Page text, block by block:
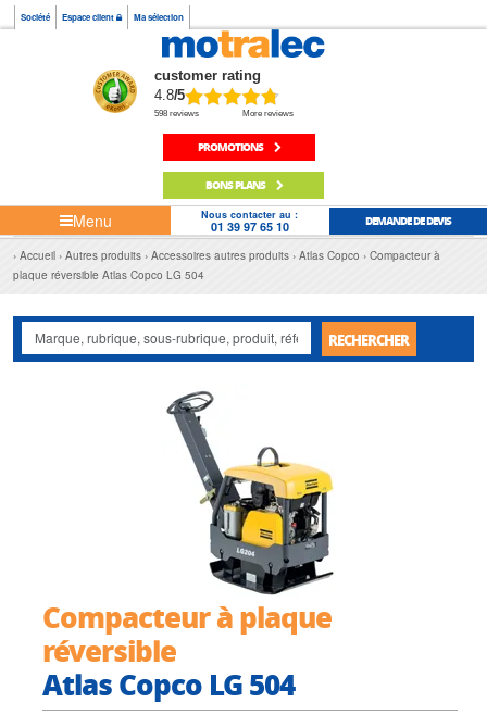
Société Espace client Ma sélection
customer rating
4.8/5
598 reviews More reviews
PROMOTIONS
BONS PLANS
Menu Nous contacter au :
01 39 97 65 10 DEMANDE DE DEVIS
Accueil Autres produits Accessoires autres produits Atlas Copco
Compacteur à
plaque réversible Atlas Copco LG 504
RECHERCHER
Compacteur à plaque
réversible
Atlas Copco LG 504